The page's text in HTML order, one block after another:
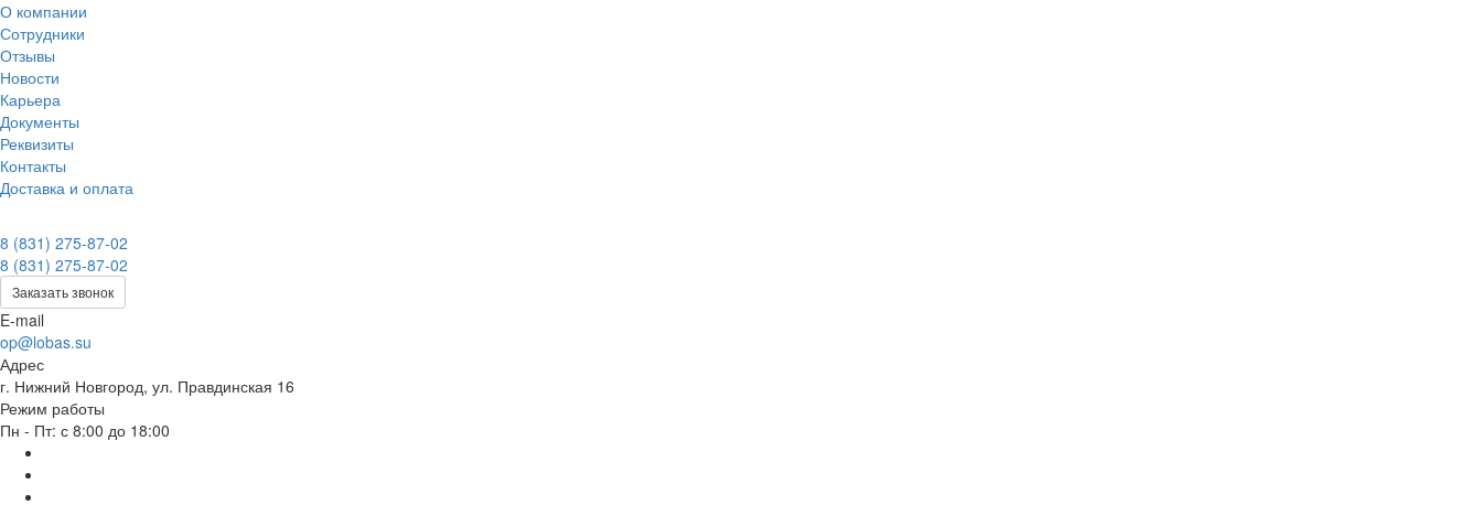
О компании
Сотрудники
Отзывы
Новости
Карьера
Документы
Реквизиты
Контакты
Доставка и оплата
8 (831) 275-87-02
8 (831) 275-87-02
Заказать звонок
E-mail
op@lobas.su
Адрес
г. Нижний Новгород, ул. Правдинская 16
Режим работы
Пн - Пт: с 8:00 до 18:00